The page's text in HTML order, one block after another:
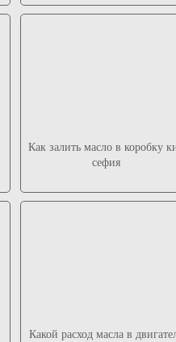
Как залить масло в коробку
сефия
Какой расход масла в